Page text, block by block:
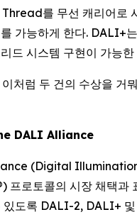
를 무선 캐리어로
가능하게 한다. DALI+
드 시스템 구현이 가능
처럼 두 건의 수상을 거
DALI Alliance
(Digital Illumination
프로토콜의 시장 채택과
있도록 DALI-2, DALI+